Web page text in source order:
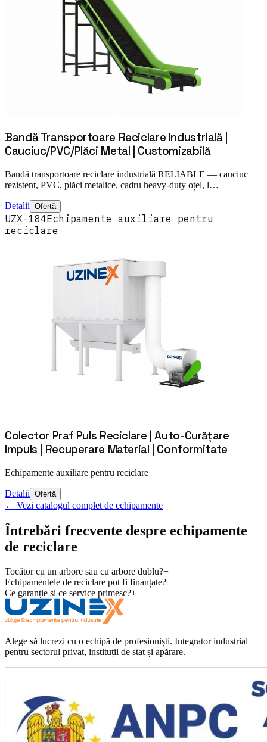
Bandă Transportoare Reciclare Industrială |
Cauciuc/PVC/Plăci Metal | Customizabilă
Bandă transportoare reciclare industrială RELIABLE — cauciuc
rezistent, PVC, plăci metalice, cadru heavy-duty oțel, l…
Detalii Ofertă
UZX-184Echipamente auxiliare pentru
reciclare
Colector Praf Puls Reciclare | Auto-Curățare
Impuls | Recuperare Material | Conformitate
Echipamente auxiliare pentru reciclare
Detalii Ofertă
← Vezi catalogul complet de echipamente
Întrebări frecvente despre echipamente
de reciclare
Tocător cu un arbore sau cu arbore dublu?+
Echipamentele de reciclare pot fi finanțate?+
Ce garanție și ce service primesc?+
Alege să lucrezi cu o echipă de profesioniști. Integrator industrial
pentru sectorul privat, instituții de stat și apărare.